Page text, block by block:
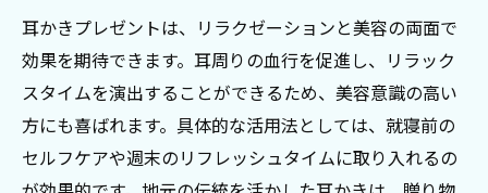
耳かきプレゼントは、リラクゼーションと美容の両面で
効果を期待できます。耳周りの血行を促進し、リラック
スタイムを演出することができるため、美容意識の高い
方にも喜ばれます。具体的な活用法としては、就寝前の
セルフケアや週末のリフレッシュタイムに取り入れるの